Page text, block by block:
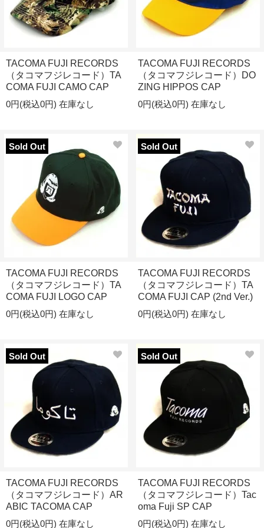
TACOMA FUJI RECORDS
（タコマフジレコード）TA
COMA FUJI CAMO CAP
0円(税込0円) 在庫なし
TACOMA FUJI RECORDS
（タコマフジレコード）DO
ZING HIPPOS CAP
0円(税込0円) 在庫なし
Sold Out
TACOMA FUJI RECORDS
（タコマフジレコード）TA
COMA FUJI LOGO CAP
0円(税込0円) 在庫なし
Sold Out
TACOMA FUJI RECORDS
（タコマフジレコード）TA
COMA FUJI CAP (2nd Ver.)
0円(税込0円) 在庫なし
Sold Out
TACOMA FUJI RECORDS
（タコマフジレコード）AR
ABIC TACOMA CAP
0円(税込0円) 在庫なし
Sold Out
TACOMA FUJI RECORDS
（タコマフジレコード）Tac
oma Fuji SP CAP
0円(税込0円) 在庫なし